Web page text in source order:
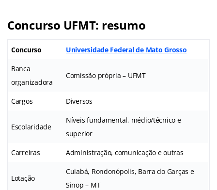
Concurso UFMT: resumo
Concurso Universidade Federal de Mato Grosso
Banca
organizadora
Comissão própria – UFMT
Cargos Diversos
Escolaridade
Níveis fundamental, médio/técnico e
superior
Carreiras Administração, comunicação e outras
Lotação
Cuiabá, Rondonópolis, Barra do Garças e
Sinop – MT